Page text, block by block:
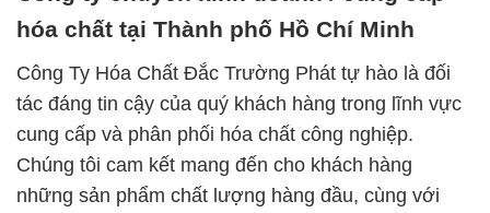
hóa chất tại Thành phố Hồ Chí Minh
Công Ty Hóa Chất Đắc Trường Phát tự hào là đối
tác đáng tin cậy của quý khách hàng trong lĩnh vực
cung cấp và phân phối hóa chất công nghiệp.
Chúng tôi cam kết mang đến cho khách hàng
những sản phẩm chất lượng hàng đầu, cùng với